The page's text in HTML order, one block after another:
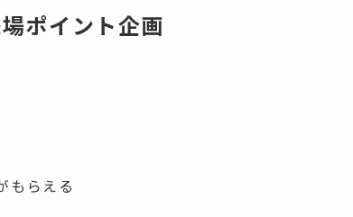
ポイント企画
もらえる